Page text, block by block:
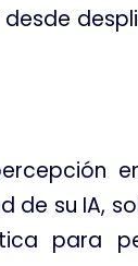
su IA,
para